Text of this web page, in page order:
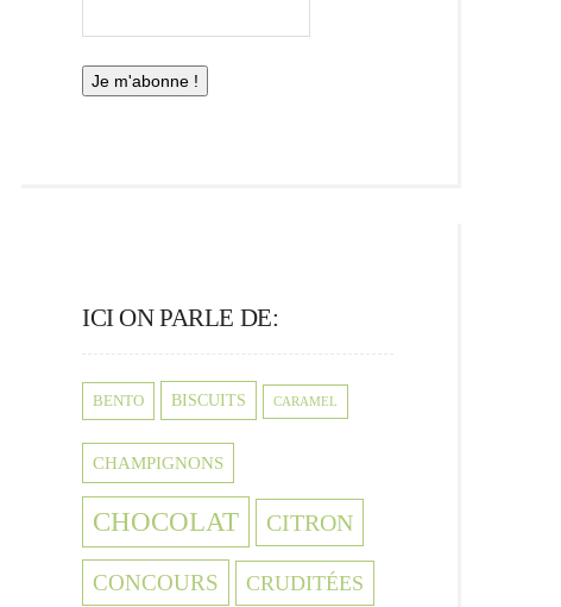
ICI ON PARLE DE:
BENTO BISCUITS CARAMEL
CHAMPIGNONS
CHOCOLAT CITRON
CONCOURS CRUDITÉES